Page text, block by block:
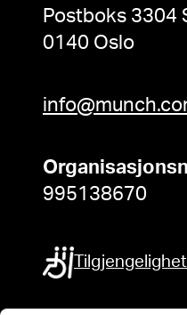
Postboks 3304
0140 Oslo
995138670